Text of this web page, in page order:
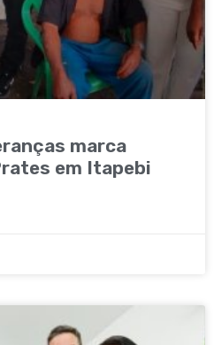
marca
em Itapebi